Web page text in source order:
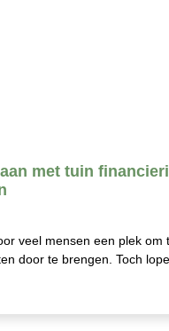
met tuin
veel mensen een plek om
door te brengen. Toch